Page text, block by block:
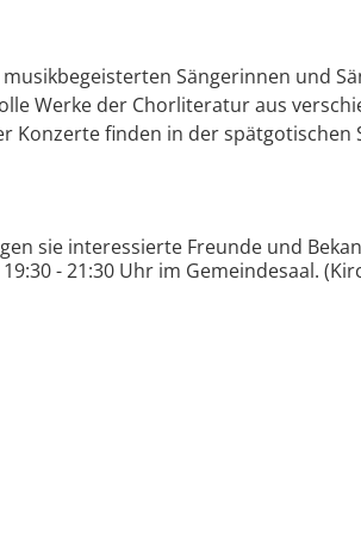
Sängerinnen und
Werke der Chorliteratur aus
Konzerte finden in der
sie interessierte Freunde und
- 21:30 Uhr im Gemeindesaal.